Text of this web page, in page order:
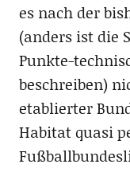
es nach der
(anders ist die
Punkte-
beschreiben)
etablierter
Habitat quasi